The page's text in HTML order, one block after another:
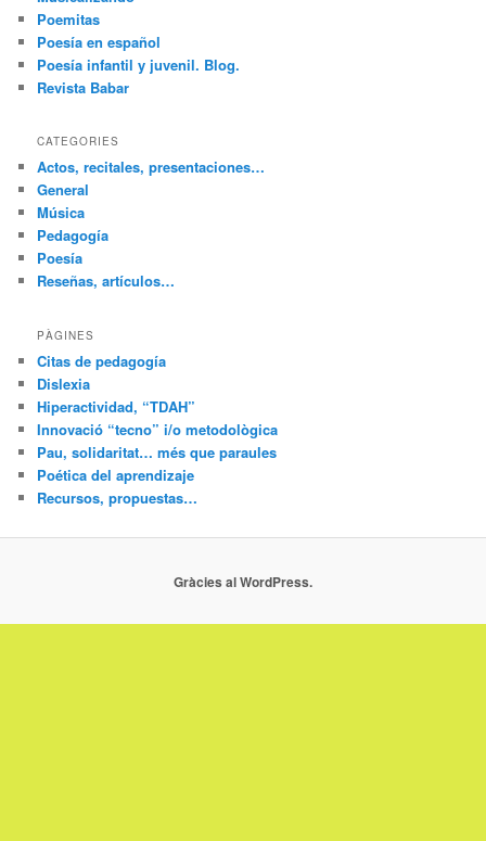
Poemitas
Poesía en español
Poesía infantil y juvenil. Blog.
Revista Babar
CATEGORIES
Actos, recitales, presentaciones…
General
Música
Pedagogía
Poesía
Reseñas, artículos…
PÀGINES
Citas de pedagogía
Dislexia
Hiperactividad, “TDAH”
Innovació “tecno” i/o metodològica
Pau, solidaritat… més que paraules
Poética del aprendizaje
Recursos, propuestas…
Gràcies al WordPress.